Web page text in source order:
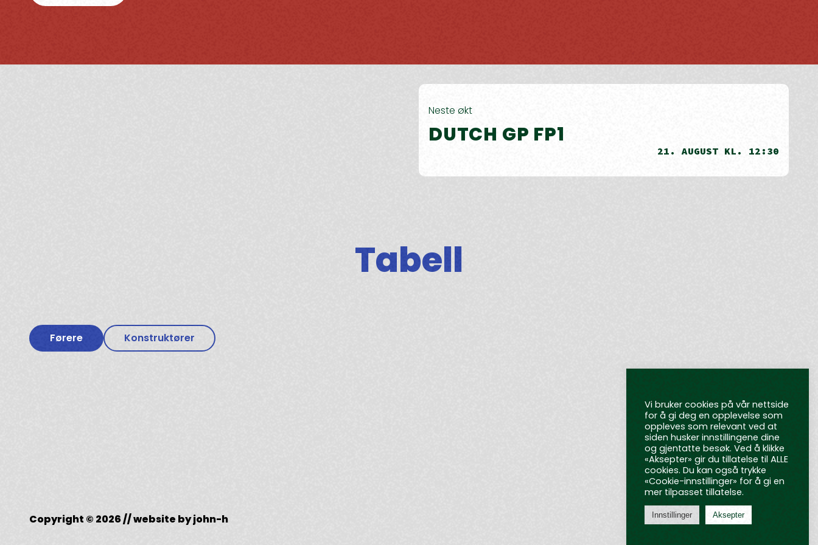
Neste økt
DUTCH GP FP1
21. AUGUST KL. 12:30
Tabell
Førere Konstruktører
Vi bruker cookies på vår nettside
for å gi deg en opplevelse som
oppleves som relevant ved at
siden husker innstillingene dine
og gjentatte besøk. Ved å klikke
«Aksepter» gir du tillatelse til ALLE
cookies. Du kan også trykke
«Cookie-innstillinger» for å gi en
mer tilpasset tillatelse.
Innstillinger Aksepter
Copyright © 2026 // website byjohn-h Personvernerklæring